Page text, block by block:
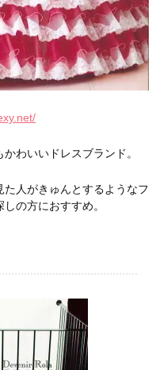
わいいドレスブランド。
人がきゅんとするようなフ
の方におすすめ。